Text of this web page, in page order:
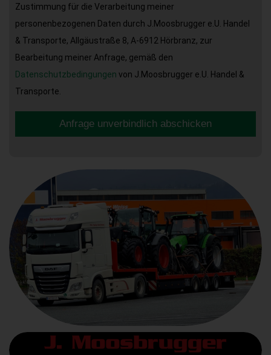
Zustimmung für die Verarbeitung meiner
personenbezogenen Daten durch J.Moosbrugger e.U. Handel
& Transporte, Allgäustraße 8, A-6912 Hörbranz, zur
Bearbeitung meiner Anfrage, gemäß den
Datenschutzbedingungen von J.Moosbrugger e.U. Handel &
Transporte.
Anfrage unverbindlich abschicken